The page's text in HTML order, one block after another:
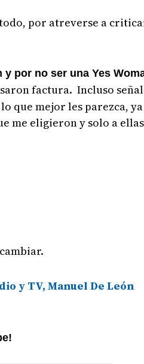
por atreverse a
por no ser una Yes
factura. Incluso
que mejor les parezca, ya
me eligieron y solo a ellas
y TV, Manuel De León